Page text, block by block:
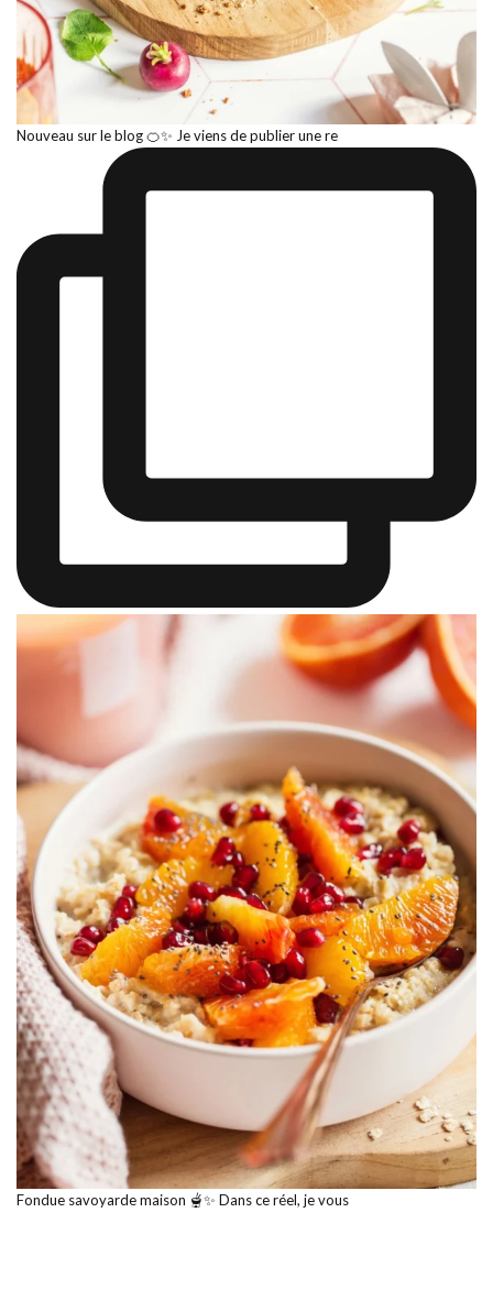
Nouveau sur le blog 🍊✨ Je viens de publier une re
Fondue savoyarde maison 🫕✨ Dans ce réel, je vous